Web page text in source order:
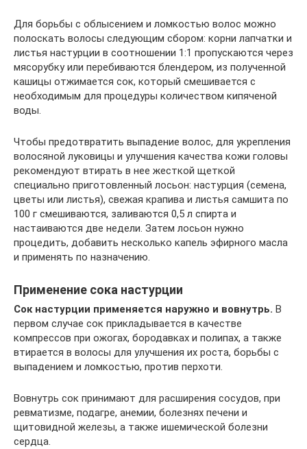
Для борьбы с облысением и ломкостью волос можно
полоскать волосы следующим сбором: корни лапчатки и
листья настурции в соотношении 1:1 пропускаются через
мясорубку или перебиваются блендером, из полученной
кашицы отжимается сок, который смешивается с
необходимым для процедуры количеством кипяченой
воды.
Чтобы предотвратить выпадение волос, для укрепления
волосяной луковицы и улучшения качества кожи головы
рекомендуют втирать в нее жесткой щеткой
специально приготовленный лосьон: настурция (семена,
цветы или листья), свежая крапива и листья самшита по
100 г смешиваются, заливаются 0,5 л спирта и
настаиваются две недели. Затем лосьон нужно
процедить, добавить несколько капель эфирного масла
и применять по назначению.
Применение сока настурции
Сок настурции применяется наружно и вовнутрь. В
первом случае сок прикладывается в качестве
компрессов при ожогах, бородавках и полипах, а также
втирается в волосы для улучшения их роста, борьбы с
выпадением и ломкостью, против перхоти.
Вовнутрь сок принимают для расширения сосудов, при
ревматизме, подагре, анемии, болезнях печени и
щитовидной железы, а также ишемической болезни
сердца.